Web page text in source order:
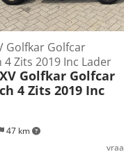
47 km
Golfkar Golfcar
4 Zits 2019 Inc Lader
Golfkar Golfcar
4 Zits 2019 Inc